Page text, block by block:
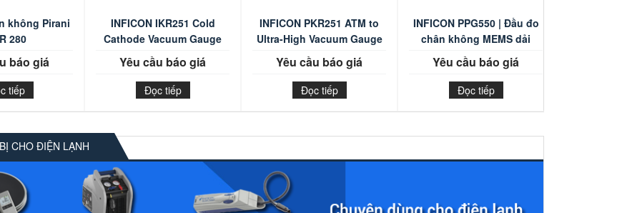
không Pirani
280
báo giá
tiếp
INFICON IKR251 Cold
Cathode Vacuum Gauge
Yêu cầu báo giá
Đọc tiếp
INFICON PKR251 ATM to
Ultra-High Vacuum Gauge
Yêu cầu báo giá
Đọc tiếp
INFICON PPG550 | Đầu đo
chân không MEMS dải
rộng
Yêu cầu báo giá
Đọc tiếp
CHO ĐIỆN LẠNH